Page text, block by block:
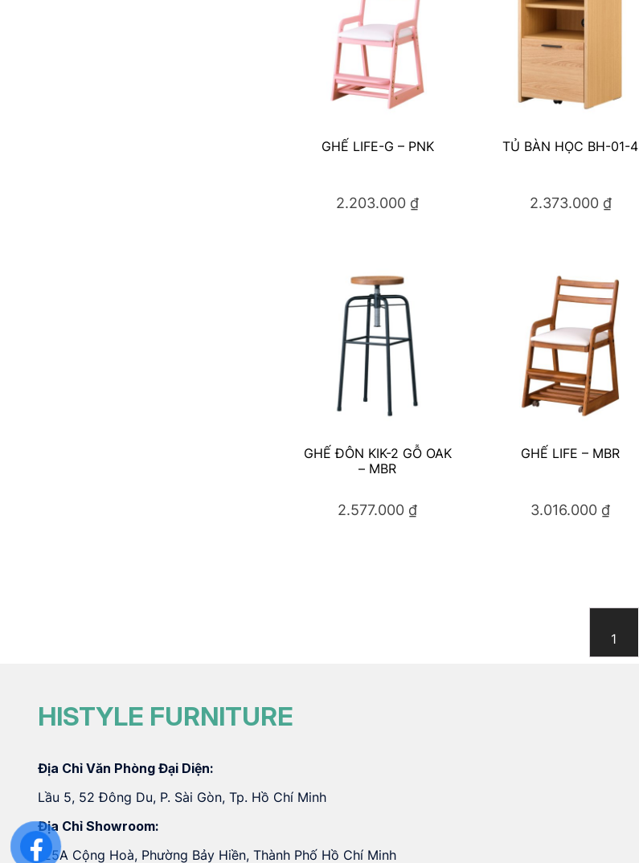
GHẾ LIFE-G – PNK
2.203.000 ₫
TỦ BÀN HỌC BH-01-4
2.373.000 ₫
GHẾ ĐÔN KIK-2 GỖ OAK
– MBR
2.577.000 ₫
GHẾ LIFE – MBR
3.016.000 ₫
1
HISTYLE FURNITURE
Địa Chỉ Văn Phòng Đại Diện:
Lầu 5, 52 Đông Du, P. Sài Gòn, Tp. Hồ Chí Minh
Địa Chỉ Showroom:
125A Cộng Hoà, Phường Bảy Hiền, Thành Phố Hồ Chí Minh